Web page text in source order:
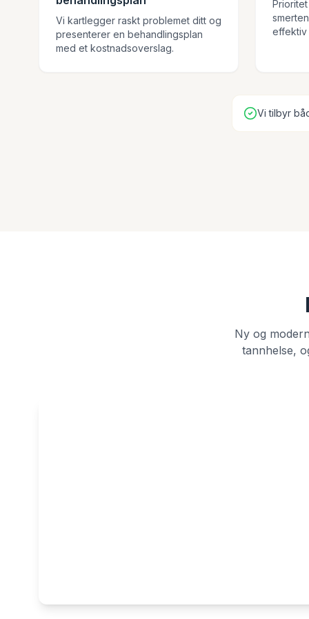
Vi kartlegger raskt problemet ditt og
presenterer en behandlingsplan
med et kostnadsoverslag.
effektiv
Vi tilbyr
Ny og
tannhelse,